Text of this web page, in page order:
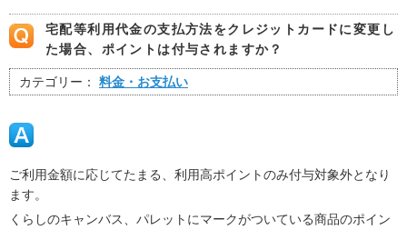
宅配等利用代金の支払方法をクレジットカードに変更し
た場合、ポイントは付与されますか？
カテゴリー： 料金・お支払い
ご利用金額に応じてたまる、利用高ポイントのみ付与対象外となり
ます。
くらしのキャンバス、パレットにマークがついている商品のポイン